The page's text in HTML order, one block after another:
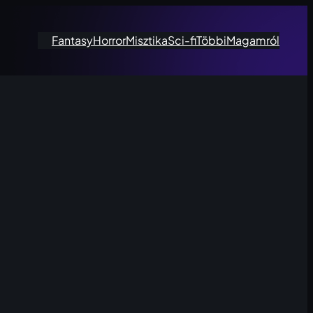
FantasyHorrorMisztikaSci-fiTöbbiMagamról